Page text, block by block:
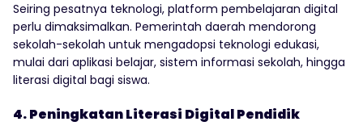
Seiring pesatnya teknologi, platform pembelajaran digital
perlu dimaksimalkan. Pemerintah daerah mendorong
sekolah-sekolah untuk mengadopsi teknologi edukasi,
mulai dari aplikasi belajar, sistem informasi sekolah, hingga
literasi digital bagi siswa.
4. Peningkatan Literasi Digital Pendidik